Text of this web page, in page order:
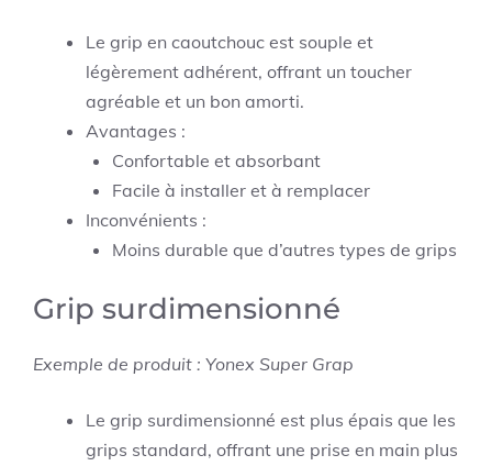
Le grip en caoutchouc est souple et
légèrement adhérent, offrant un toucher
agréable et un bon amorti.
Avantages :
Confortable et absorbant
Facile à installer et à remplacer
Inconvénients :
Moins durable que d’autres types de grips
Grip surdimensionné
Exemple de produit : Yonex Super Grap
Le grip surdimensionné est plus épais que les
grips standard, offrant une prise en main plus